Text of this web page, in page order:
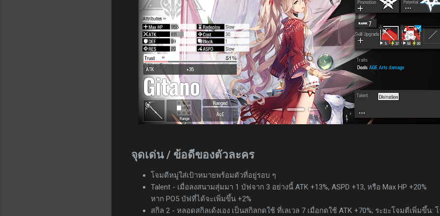
จุดเด่น / ข้อดีของตัวละคร
โจมตีหมู่ใส่เป้าหมายพร้อมตัวที่อยู่รอบ ๆ
Talent - เมื่อลงสนามสุ่มมา 1 บัฟจาก 3 อย่างนี้ ATK +13%, ASPD +13, หรือ Max HP +20%
หาก PO5 บัฟที่ได้จะเพิ่มขึ้น +2%
สกิล 2 - หลอดสกิลเด้งเอง เป็นสกิลกดใช้ ที่เลเวล 7 เมื่อกดใช้ ATK +70%; ระยะโจมตีเพิ่มขึ้น: